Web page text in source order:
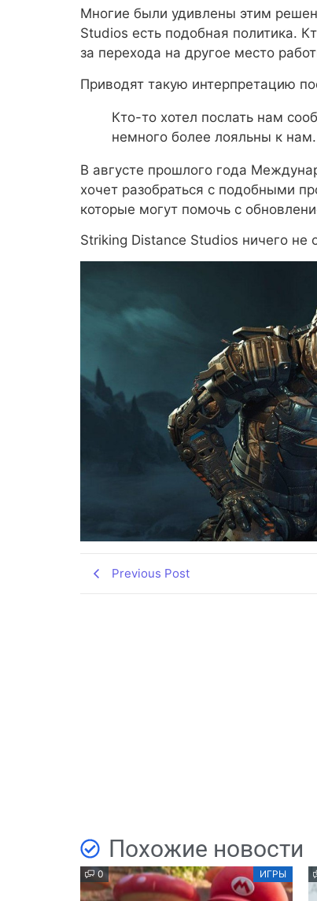
Многие были удивлены этим
Studios есть подобная политика.
за перехода на другое место
Приводят такую интерпретацию
Кто-то хотел послать нам
немного более лояльны к нам.
В августе прошлого года
хочет разобраться с подобными
которые могут помочь с
Striking Distance Studios ничего не
Previous Post
Похожие новости
0 ИГРЫ